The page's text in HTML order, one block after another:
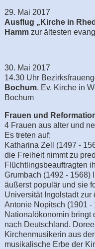
29. Mai 2017
Ausflug „Kirche in
Hammzur ältesten
30. Mai 2017
14.30 Uhr
Bochum, Ev. Kirche in
Bochum
Frauen und
4 Frauen aus alter und
Es treten auf:
Katharina Zell (1497 -
die Freiheit nimmt zu
Flüchtlingsbeauftragten
Grumbach (1492 - 1568)
äußerst populär und sie
Universität Ingolstadt
Antonie Nopitsch (1901 -
Nationalökonomin bringt
nach Deutschland.
Kirchenmusikerin aus
musikalische Erbe der